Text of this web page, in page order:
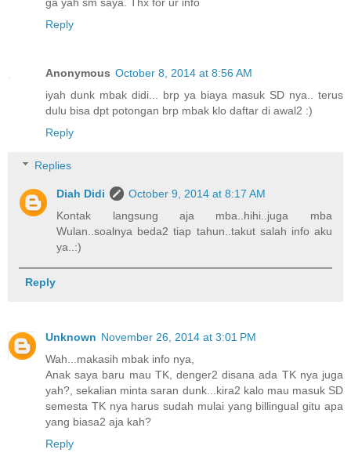
ga yah sm saya. Thx for ur info
Reply
Anonymous October 8, 2014 at 8:56 AM
iyah dunk mbak didi... brp ya biaya masuk SD nya.. terus
dulu bisa dpt potongan brp mbak klo daftar di awal2 :)
Reply
Replies
Diah Didi
October 9, 2014 at 8:17 AM
Kontak langsung aja mba..hihi..juga mba
Wulan..soalnya beda2 tiap tahun..takut salah info aku
ya..:)
Reply
Unknown November 26, 2014 at 3:01 PM
Wah...makasih mbak info nya,
Anak saya baru mau TK, denger2 disana ada TK nya juga
yah?, sekalian minta saran dunk...kira2 kalo mau masuk SD
semesta TK nya harus sudah mulai yang billingual gitu apa
yang biasa2 aja kah?
Reply